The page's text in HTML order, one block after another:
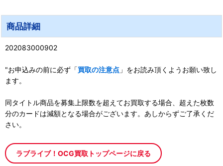
商品詳細
202083000902
"お申込みの前に必ず「買取の注意点 」をお読み頂くようお願い致し
ます。
同タイトル商品を募集上限数を超えてお買取する場合、超えた枚数
分のカードは減額となる場合がございます。あしからずご了承くだ
さい。
ラブライブ！OCG買取トップページに戻る